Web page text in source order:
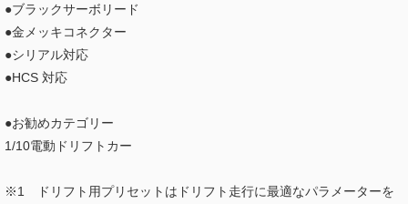
●ブラックサーボリード
●金メッキコネクター
●シリアル対応
●HCS 対応
●お勧めカテゴリー
1/10電動ドリフトカー
※1 ドリフト用プリセットはドリフト走行に最適なパラメーターを